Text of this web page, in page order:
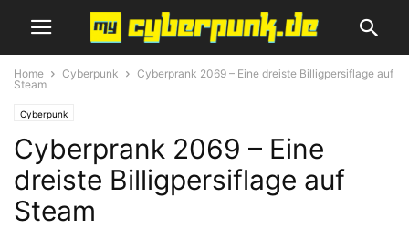
Home Cyberpunk
Cyberprank 2069 – Eine dreiste Billigpersiflage auf
Steam
Cyberpunk
Cyberprank 2069 – Eine
dreiste Billigpersiflage auf
Steam